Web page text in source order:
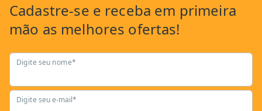
Cadastre-se e receba em primeira
mão as melhores ofertas!
Digite seu nome*
Digite seu e-mail*